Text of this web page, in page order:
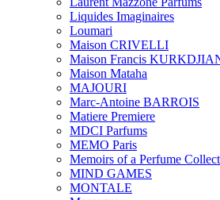
Liquides Imaginaires
Loumari
Maison CRIVELLI
Maison Francis
Maison Mataha
MAJOURI
Marc-Antoine BARROIS
Matiere Premiere
MDCI Parfums
MEMO Paris
Memoirs of a Perfume
MIND GAMES
MONTALE